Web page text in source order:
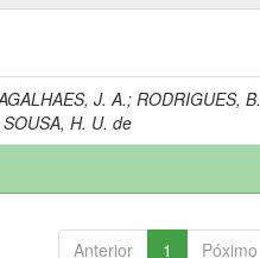
J. A.; RODRIGUES, B.
SOUSA, H. U. de
Anterior 1 Póximo